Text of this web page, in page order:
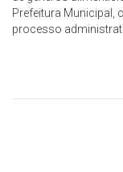
Prefeitura Municipal,
processo